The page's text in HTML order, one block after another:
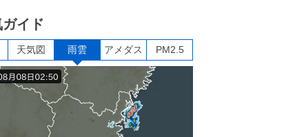
イド
天気図 雨雲 アメダス PM2.5